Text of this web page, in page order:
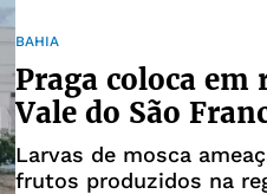
BAHIA
Praga coloca
Vale do São
Larvas de mosca
frutos produzidos na